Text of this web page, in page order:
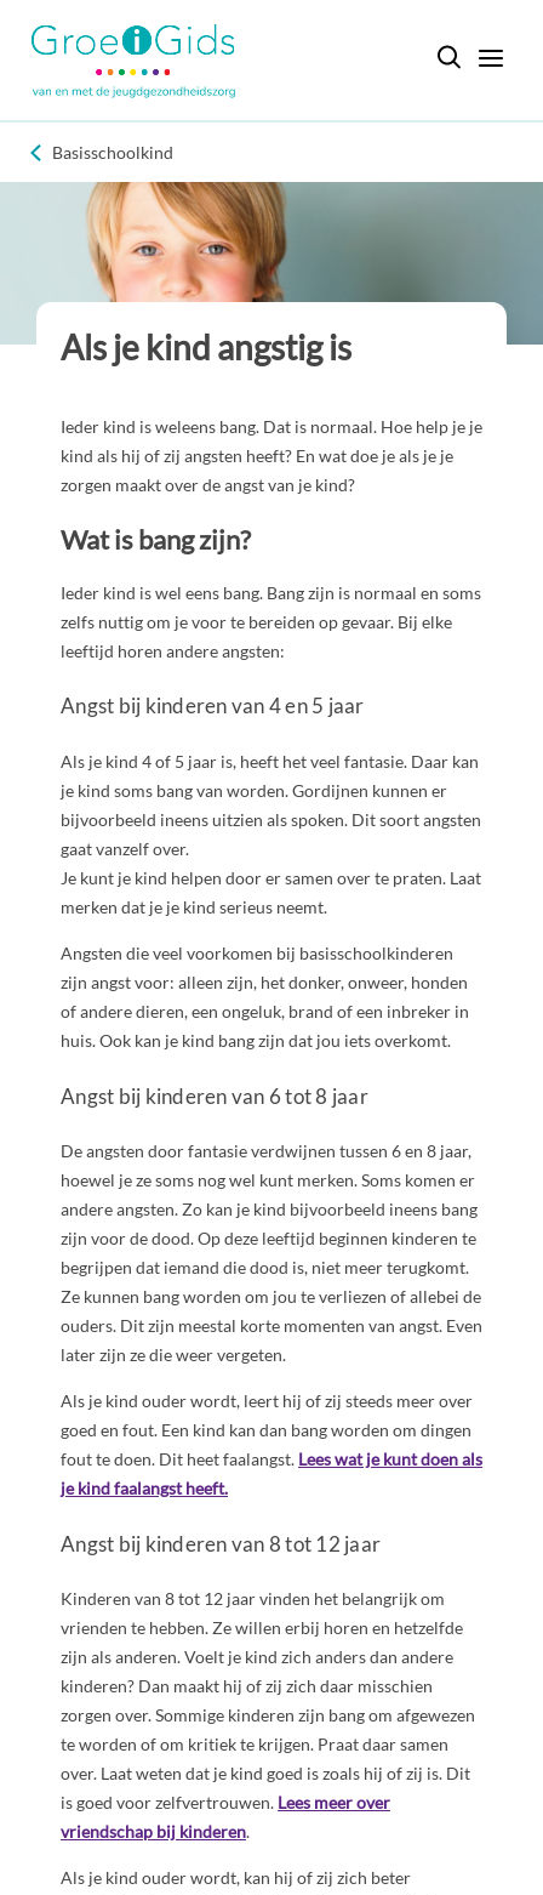
Basisschoolkind
Als je kind angstig is
Ieder kind is weleens bang. Dat is normaal. Hoe help je je
kind als hij of zij angsten heeft? En wat doe je als je je
zorgen maakt over de angst van je kind?
Wat is bang zijn?
Ieder kind is wel eens bang. Bang zijn is normaal en soms
zelfs nuttig om je voor te bereiden op gevaar. Bij elke
leeftijd horen andere angsten:
Angst bij kinderen van 4 en 5 jaar
Als je kind 4 of 5 jaar is, heeft het veel fantasie. Daar kan
je kind soms bang van worden. Gordijnen kunnen er
bijvoorbeeld ineens uitzien als spoken. Dit soort angsten
gaat vanzelf over.
Je kunt je kind helpen door er samen over te praten. Laat
merken dat je je kind serieus neemt.
Angsten die veel voorkomen bij basisschoolkinderen
zijn angst voor: alleen zijn, het donker, onweer, honden
of andere dieren, een ongeluk, brand of een inbreker in
huis. Ook kan je kind bang zijn dat jou iets overkomt.
Angst bij kinderen van 6 tot 8 jaar
De angsten door fantasie verdwijnen tussen 6 en 8 jaar,
hoewel je ze soms nog wel kunt merken. Soms komen er
andere angsten. Zo kan je kind bijvoorbeeld ineens bang
zijn voor de dood. Op deze leeftijd beginnen kinderen te
begrijpen dat iemand die dood is, niet meer terugkomt.
Ze kunnen bang worden om jou te verliezen of allebei de
ouders. Dit zijn meestal korte momenten van angst. Even
later zijn ze die weer vergeten.
Als je kind ouder wordt, leert hij of zij steeds meer over
goed en fout. Een kind kan dan bang worden om dingen
fout te doen. Dit heet faalangst. Lees wat je kunt doen als
je kind faalangst heeft.
Angst bij kinderen van 8 tot 12 jaar
Kinderen van 8 tot 12 jaar vinden het belangrijk om
vrienden te hebben. Ze willen erbij horen en hetzelfde
zijn als anderen. Voelt je kind zich anders dan andere
kinderen? Dan maakt hij of zij zich daar misschien
zorgen over. Sommige kinderen zijn bang om afgewezen
te worden of om kritiek te krijgen. Praat daar samen
over. Laat weten dat je kind goed is zoals hij of zij is. Dit
is goed voor zelfvertrouwen. Lees meer over
vriendschap bij kinderen.
Als je kind ouder wordt, kan hij of zij zich beter